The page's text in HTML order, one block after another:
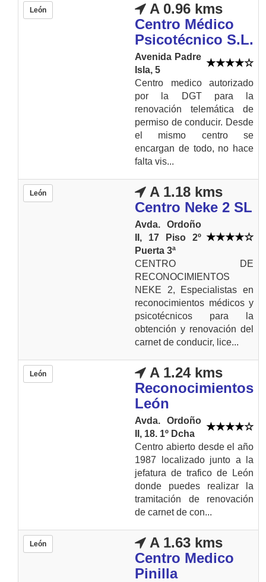
León
A 0.96 kms
Centro Médico
Psicotécnico S.L.
Avenida Padre
Isla, 5
Centro medico autorizado
por la DGT para la
renovación telemática de
permiso de conducir. Desde
el mismo centro se
encargan de todo, no hace
falta vis...
León
A 1.18 kms
Centro Neke 2 SL
Avda. Ordoño
II, 17 Piso 2º
Puerta 3ª
CENTRO DE
RECONOCIMIENTOS
NEKE 2, Especialistas en
reconocimientos médicos y
psicotécnicos para la
obtención y renovación del
carnet de conducir, lice...
León
A 1.24 kms
Reconocimientos
León
Avda. Ordoño
II, 18. 1º Dcha
Centro abierto desde el año
1987 localizado junto a la
jefatura de trafico de León
donde puedes realizar la
tramitación de renovación
de carnet de con...
León
A 1.63 kms
Centro Medico
Pinilla